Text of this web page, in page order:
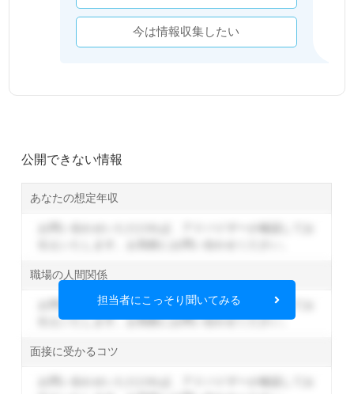
今は情報収集したい
公開できない情報
あなたの想定年収
職場の人間関係
お問い合わせいただければ、アドバイザーが確認してお
伝えいたします。お気軽にお問い合わせください。
面接に受かるコツ
担当者にこっそり聞いてみる